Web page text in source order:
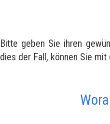
Bitte geben Sie ihren
dies der Fall, können Sie